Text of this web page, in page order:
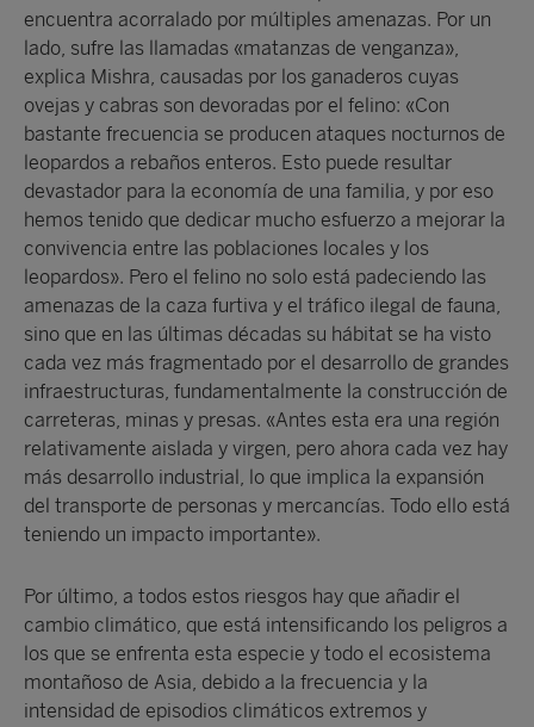
encuentra acorralado por múltiples amenazas. Por un
lado, sufre las llamadas «matanzas de venganza»,
explica Mishra, causadas por los ganaderos cuyas
ovejas y cabras son devoradas por el felino: «Con
bastante frecuencia se producen ataques nocturnos de
leopardos a rebaños enteros. Esto puede resultar
devastador para la economía de una familia, y por eso
hemos tenido que dedicar mucho esfuerzo a mejorar la
convivencia entre las poblaciones locales y los
leopardos». Pero el felino no solo está padeciendo las
amenazas de la caza furtiva y el tráfico ilegal de fauna,
sino que en las últimas décadas su hábitat se ha visto
cada vez más fragmentado por el desarrollo de grandes
infraestructuras, fundamentalmente la construcción de
carreteras, minas y presas. «Antes esta era una región
relativamente aislada y virgen, pero ahora cada vez hay
más desarrollo industrial, lo que implica la expansión
del transporte de personas y mercancías. Todo ello está
teniendo un impacto importante».
Por último, a todos estos riesgos hay que añadir el
cambio climático, que está intensificando los peligros a
los que se enfrenta esta especie y todo el ecosistema
montañoso de Asia, debido a la frecuencia y la
intensidad de episodios climáticos extremos y